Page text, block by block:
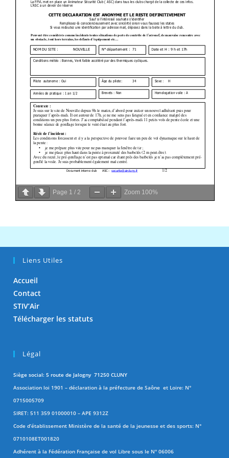
Page 1 / 2 Zoom 100%
Liens Utiles
Accueil
Contact
STIV’Air
Télécharger les statuts
Légal
Siège social: 5 route de Jalogny 71250 CLUNY
Association loi 1901 – déclaration à la préfecture de Saône et Loire: N°
0715005709
SIRET: 511 359 01000010 – APE 9312Z
Code d’établissement Ministère de la santé de la jeunesse et des sports: N°
0710108ET001820
Adhérent à la Fédération Française de vol Libre sous le N° 06006